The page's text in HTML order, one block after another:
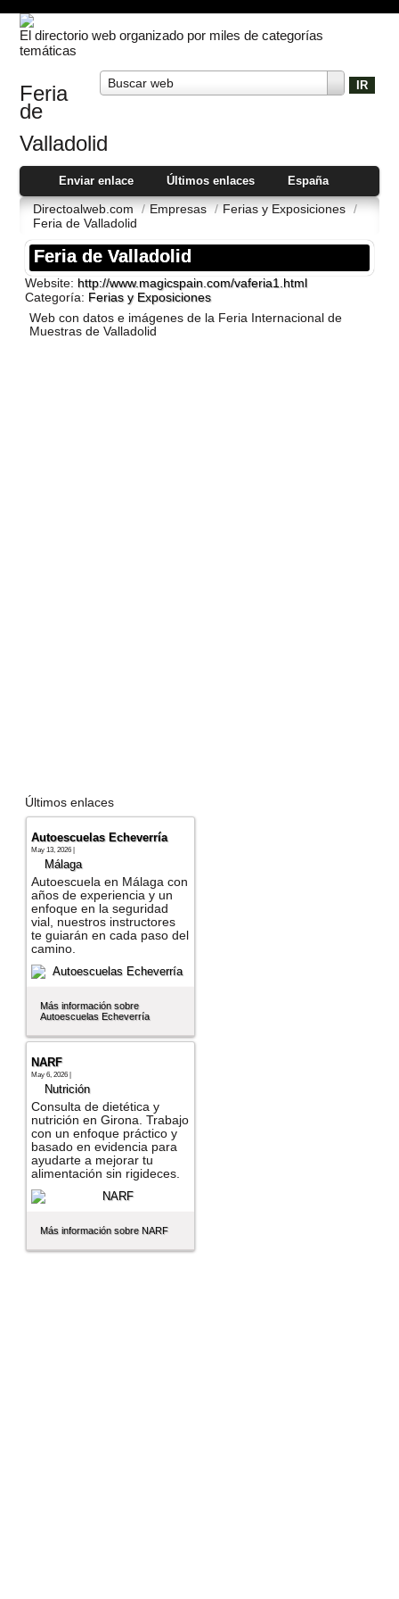
El directorio web organizado por miles de categorías
temáticas
Buscar web
Feria
de
Valladolid
Enviar enlace Últimos enlaces España
Directoalweb.com / Empresas / Ferias y Exposiciones /
Feria de Valladolid
Feria de Valladolid
Website: http://www.magicspain.com/vaferia1.html
Categoría: Ferias y Exposiciones
Web con datos e imágenes de la Feria Internacional de
Muestras de Valladolid
Últimos enlaces
Autoescuelas Echeverría
May 13, 2026 |
Málaga
Autoescuela en Málaga con
años de experiencia y un
enfoque en la seguridad
vial, nuestros instructores
te guiarán en cada paso del
camino.
Más información sobre
Autoescuelas Echeverría
NARF
May 6, 2026 |
Nutrición
Consulta de dietética y
nutrición en Girona. Trabajo
con un enfoque práctico y
basado en evidencia para
ayudarte a mejorar tu
alimentación sin rigideces.
Más información sobre NARF